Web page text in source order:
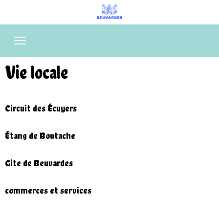
Vie locale
Circuit des Écuyers
Étang de Boutache
Gite de Beuvardes
commerces et services